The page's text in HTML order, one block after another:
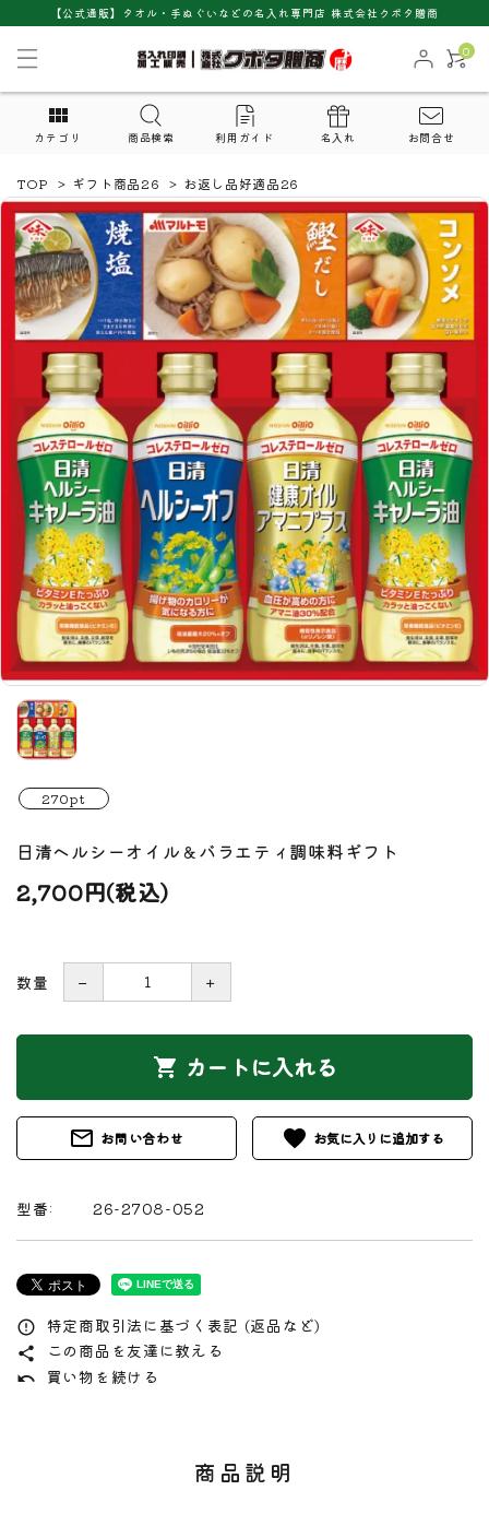
【公式通販】タオル・手ぬぐいなどの名入れ専門店 株式会社クボタ贈商
0
カテゴリ 商品検索 利用ガイド 名入れ お問合せ
TOP > ギフト商品26 > お返し品好適品26
270pt
日清ヘルシーオイル＆バラエティ調味料ギフト
2,700円(税込)
数量 － ＋
shopping_cart カートに入れる
mail_outline お問い合わせ favorite
型番: 26-2708-052
error_outline 特定商取引法に基づく表記 (返品など)
share この商品を友達に教える
undo 買い物を続ける
商品説明